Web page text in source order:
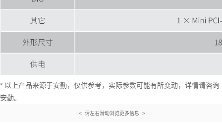
* 以上产品来源于安勤，仅供参考，实际参数可能有所变动，详情请咨询
安勤。
< 请左右滑动浏览更多信息 >